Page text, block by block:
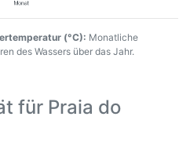
(°C): Monatliche
des Wassers über das Jahr.
für Praia do